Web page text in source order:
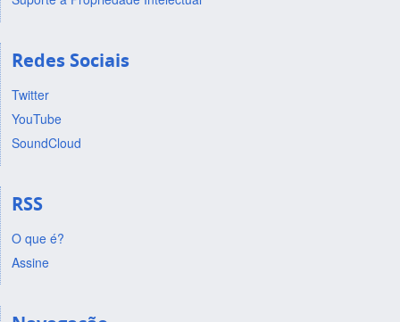
Redes Sociais
Twitter
YouTube
SoundCloud
RSS
O que é?
Assine